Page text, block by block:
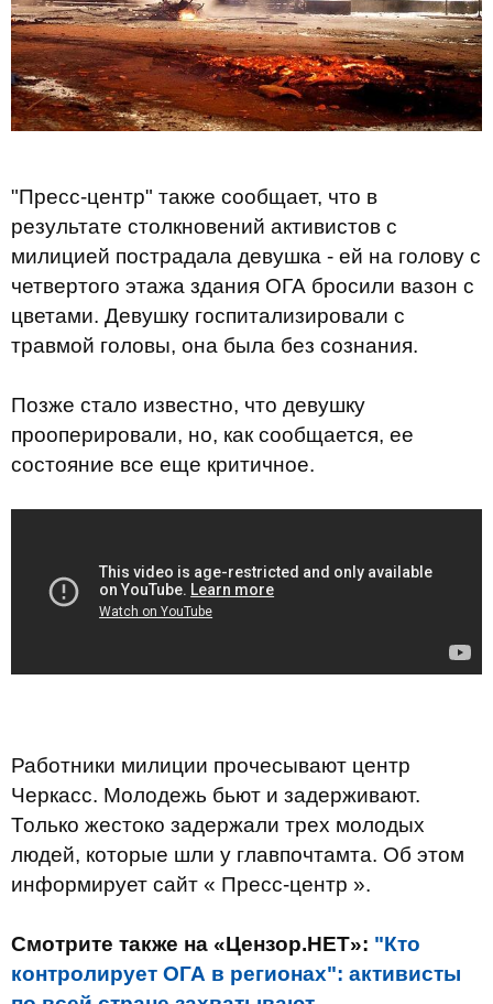
"Пресс-центр" также сообщает, что в
результате столкновений активистов с
милицией пострадала девушка - ей на голову с
четвертого этажа здания ОГА бросили вазон с
цветами. Девушку госпитализировали с
травмой головы, она была без сознания.
Позже стало известно, что девушку
прооперировали, но, как сообщается, ее
состояние все еще критичное.
Работники милиции прочесывают центр
Черкасс. Молодежь бьют и задерживают.
Только жестоко задержали трех молодых
людей, которые шли у главпочтамта. Об этом
информирует сайт « Пресс-центр ».
Смотрите также на «Цензор.НЕТ»: "Кто
контролирует ОГА в регионах": активисты